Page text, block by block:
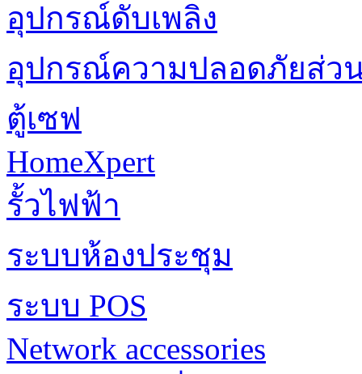
อุปกรณ์ดับเพลิง
อุปกรณ์ความปลอดภัยส่ว
ตู้เซฟ
HomeXpert
รั้วไฟฟ้า
ระบบห้องประชุม
ระบบ POS
Network accessories